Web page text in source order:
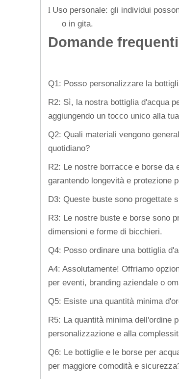
l Uso personale: gli individui
o in gita.
Domande
Q1: Posso personalizzare la
R2: Sì, la nostra bottiglia d'acqua
aggiungendo un tocco unico alla
Q2: Quali materiali vengono
quotidiano?
R2: Le nostre borracce e borse da
garantendo longevità e protezione
D3: Queste buste sono progettate
R3: Le nostre buste e borse sono
dimensioni e forme di bicchieri.
Q4: Posso ordinare una bottiglia
A4: Assolutamente! Offriamo
per eventi, branding aziendale o
Q5: Esiste una quantità minima
R5: La quantità minima dell'ordine
personalizzazione e alla
Q6: Le bottiglie e le borse per
per maggiore comodità e